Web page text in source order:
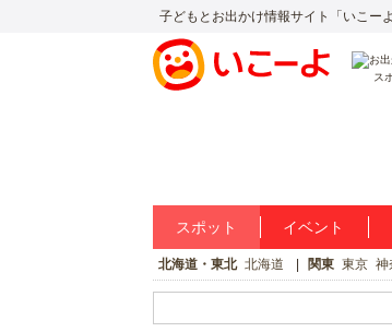
子どもとお出かけ情報サイト「いこー
ス
スポット イベント
北海道・東北 北海道 関東 東京 神